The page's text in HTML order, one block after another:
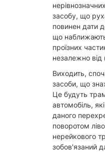
засобу, що
повинен дати
що
проїзних
незалежно
Виходить,
засоби, що
Це будуть
автомобіль,
даного
поворотом
нерейкового
зобов'язаний